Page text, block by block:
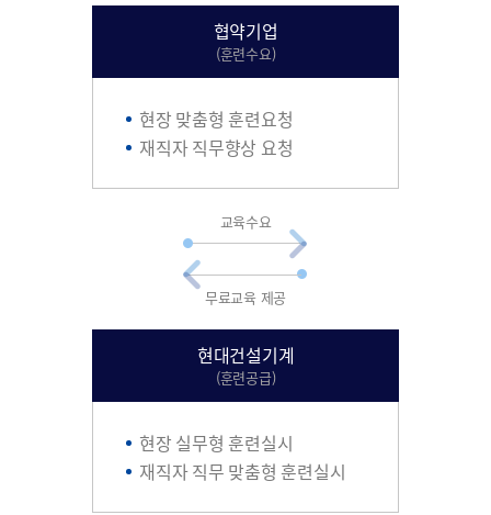
협약기업
(훈련수요)
현장 맞춤형 훈련요청
재직자 직무향상 요청
교육수요
무료교육 제공
현대건설기계
(훈련공급)
현장 실무형 훈련실시
재직자 직무 맞춤형 훈련실시